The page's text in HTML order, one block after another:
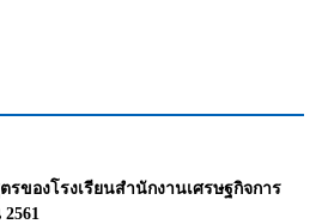
รของโรงเรียนสำนักงานเศรษฐกิจการ